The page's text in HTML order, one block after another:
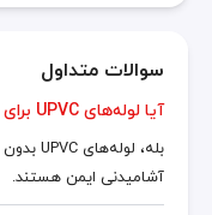
سوالات متداول
آیا لوله‌های UPVC برای آب آشامیدنی مناسب هستند؟
آشامیدنی ایمن هستند.